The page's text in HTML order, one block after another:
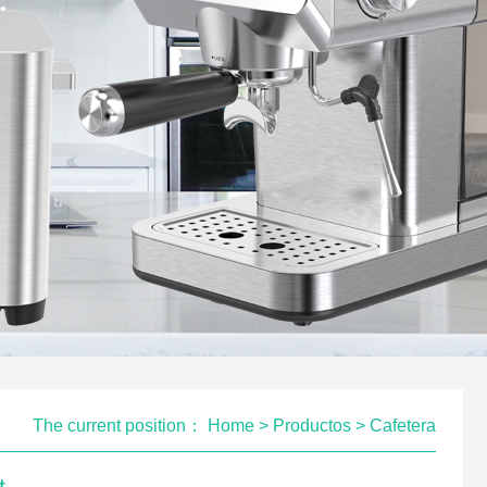
The current position： Home > Productos > Cafetera